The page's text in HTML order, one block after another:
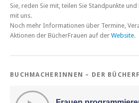
Sie, reden Sie mit, teilen Sie Standpunkte
mit uns.
Noch mehr Informationen über Termine,
Aktionen der BücherFrauen auf der Website.
BUCHMACHERINNEN – DER